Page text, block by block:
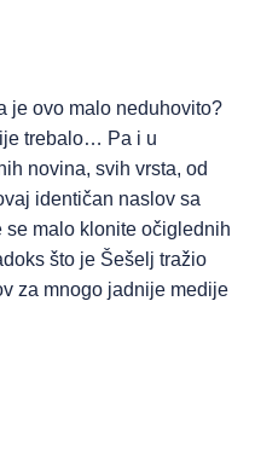
je ovo malo neduhovito?
trebalo… Pa i u
novina, svih vrsta, od
identičan naslov sa
se malo klonite očiglednih
što je Šešelj tražio
za mnogo jadnije medije